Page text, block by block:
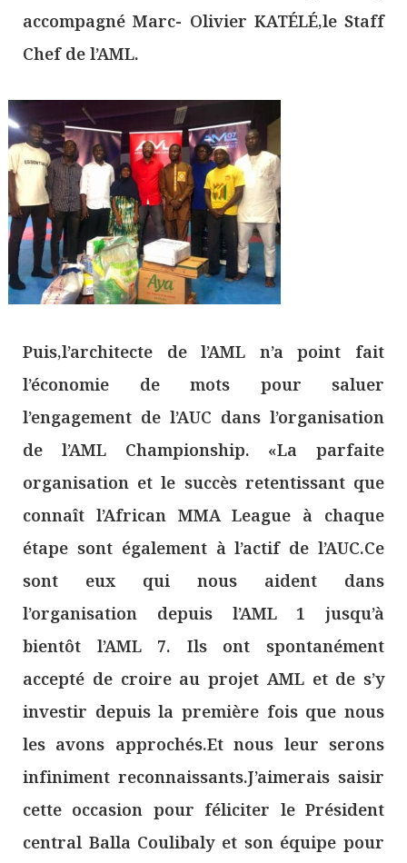
accompagné Marc- Olivier KATÉLÉ,le Staff
Chef de l’AML.
Puis,l’architecte de l’AML n’a point fait
l’économie de mots pour saluer
l’engagement de l’AUC dans l’organisation
de l’AML Championship. «La parfaite
organisation et le succès retentissant que
connaît l’African MMA League à chaque
étape sont également à l’actif de l’AUC.Ce
sont eux qui nous aident dans
l’organisation depuis l’AML 1 jusqu’à
bientôt l’AML 7. Ils ont spontanément
accepté de croire au projet AML et de s’y
investir depuis la première fois que nous
les avons approchés.Et nous leur serons
infiniment reconnaissants.J’aimerais saisir
cette occasion pour féliciter le Président
central Balla Coulibaly et son équipe pour